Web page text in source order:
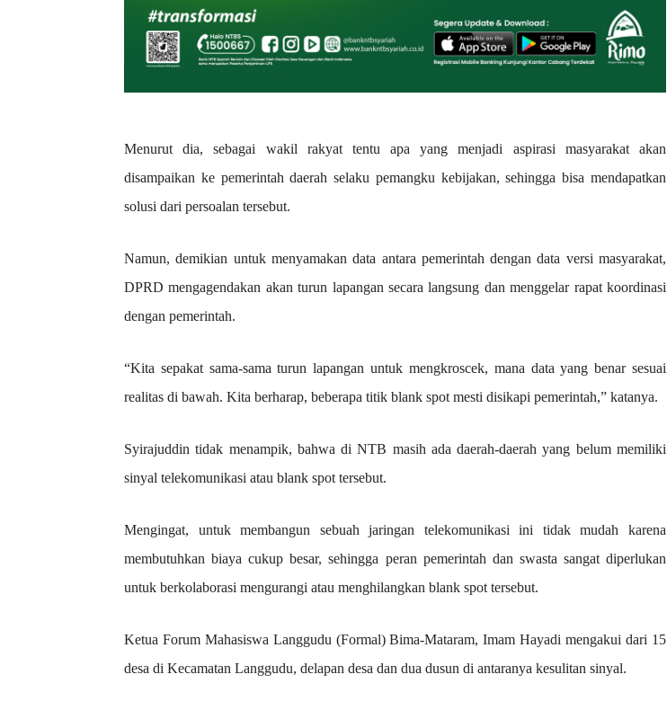
Menurut dia, sebagai wakil rakyat tentu apa yang menjadi aspirasi masyarakat akan
disampaikan ke pemerintah daerah selaku pemangku kebijakan, sehingga bisa mendapatkan
solusi dari persoalan tersebut.
Namun, demikian untuk menyamakan data antara pemerintah dengan data versi masyarakat,
DPRD mengagendakan akan turun lapangan secara langsung dan menggelar rapat koordinasi
dengan pemerintah.
“Kita sepakat sama-sama turun lapangan untuk mengkroscek, mana data yang benar sesuai
realitas di bawah. Kita berharap, beberapa titik blank spot mesti disikapi pemerintah,” katanya.
Syirajuddin tidak menampik, bahwa di NTB masih ada daerah-daerah yang belum memiliki
sinyal telekomunikasi atau blank spot tersebut.
Mengingat, untuk membangun sebuah jaringan telekomunikasi ini tidak mudah karena
membutuhkan biaya cukup besar, sehingga peran pemerintah dan swasta sangat diperlukan
untuk berkolaborasi mengurangi atau menghilangkan blank spot tersebut.
Ketua Forum Mahasiswa Langgudu (Formal) Bima-Mataram, Imam Hayadi mengakui dari 15
desa di Kecamatan Langgudu, delapan desa dan dua dusun di antaranya kesulitan sinyal.